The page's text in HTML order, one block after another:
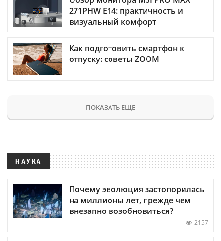
271PHW E14: практичность и
визуальный комфорт
Как подготовить смартфон к
отпуску: советы ZOOM
ПОКАЗАТЬ ЕЩЕ
НАУКА
Почему эволюция застопорилась
на миллионы лет, прежде чем
внезапно возобновиться?
2157